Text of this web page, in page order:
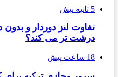
5 ثانیه پیش
تفاوت لنز دوردار و
درشت تر می کند؟
18 ساعت پیش